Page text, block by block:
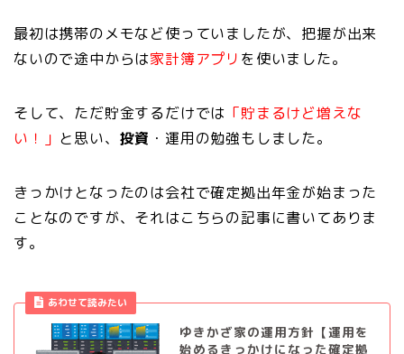
最初は携帯のメモなど使っていましたが、把握が出来
ないので途中からは家計簿アプリ を使いました。
そして、ただ貯金するだけでは 「貯まるけど増えな
い！」 と思い、 投資 ・運用の勉強もしました。
きっかけとなったのは会社で確定拠出年金が始まった
ことなのですが、それはこちらの記事に書いてありま
す。
あわせて読みたい
ゆきかざ家の運用方針【運用を
始めるきっかけになった確定拠